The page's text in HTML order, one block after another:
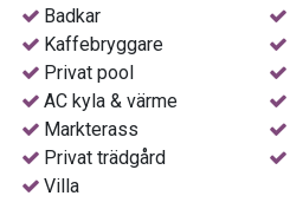
Badkar
Kaffebryggare
Privat pool
AC kyla & värme
Markterass
Privat trädgård
Villa